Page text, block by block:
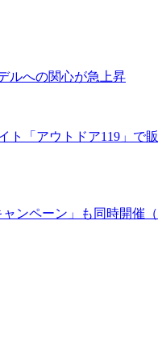
ルへの関心が急上昇
「アウトドア119」で
ンペーン」も同時開催